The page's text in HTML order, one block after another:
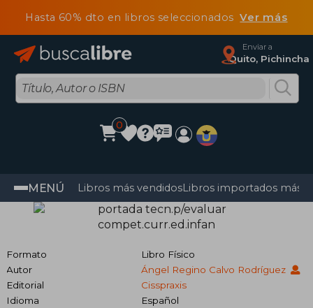
Hasta 60% dto en libros seleccionadosVer más
Enviar a
Quito, Pichincha
0
MENÚ Libros más vendidosLibros importados más
Formato
Libro Físico
Autor
Ángel Regino Calvo Rodríguez
Editorial
Cisspraxis
Idioma
Español